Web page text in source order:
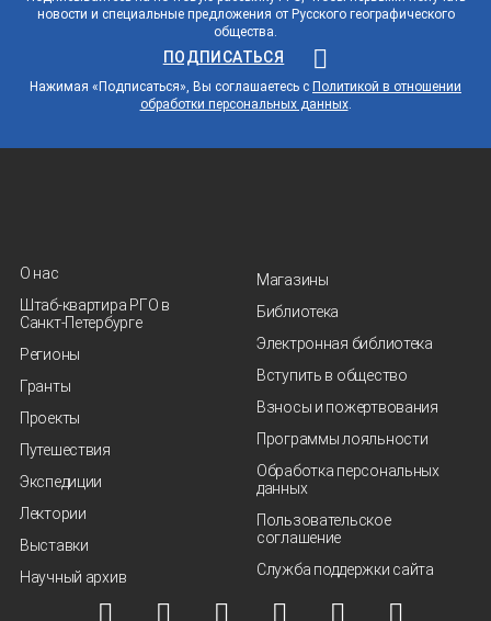
новости и специальные предложения от Русского географического
общества.
ПОДПИСАТЬСЯ
Нажимая «Подписаться», Вы соглашаетесь с Политикой в отношении
обработки персональных данных.
О нас
Штаб-квартира РГО в
Санкт‑Петербурге
Регионы
Гранты
Проекты
Путешествия
Экспедиции
Лектории
Выставки
Научный архив
Магазины
Библиотека
Электронная библиотека
Вступить в общество
Взносы и пожертвования
Программы лояльности
Обработка персональных
данных
Пользовательское
соглашение
Служба поддержки сайта